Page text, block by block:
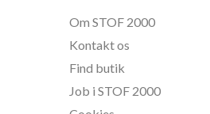
Om STOF 2000
Kontakt os
Find butik
Job i STOF 2000